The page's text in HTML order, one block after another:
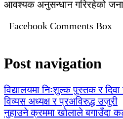
आवश्यक अनुसन्धान गरिरहेको
Facebook Comments Box
Post navigation
विद्यालयमा निःशुल्क पुस्तक र
विव्यस अध्यक्ष र प्रअविरुद्ध उजुरी
नुहाउने क्रममा खोलाले बगाउँदा